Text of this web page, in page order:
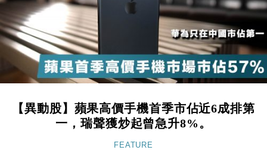
手
11:40
財經｜黑石傳再籌逾360億美元 支援Anthropic租用
Google晶片
10:57
財經｜美商務部擬擴大金屬關稅範圍 14類產品或加徵
25%
18:15
本地｜新世界K11 9月升級會員制度 增鉑金卡級別鎖
17:40
財經｜本港6月零售額連升14個月 珠寶鐘錶銷售升勢
最強
財經｜滙控重啟最多10億美元回購 派息比率目標維持
【異動股】蘋果高價手機首季市佔近6成排第
一，瑞聲獲炒起曾急升8%。
FEATURE